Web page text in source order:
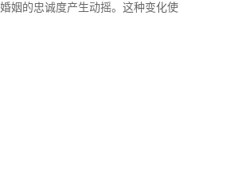
姻的忠诚度产生动摇。这种变化使